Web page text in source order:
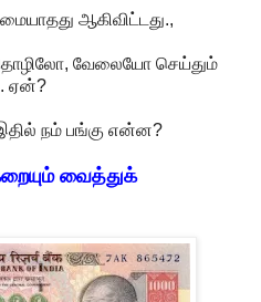
ஆகிவிட்டது.,
வேலையோ செய்தும்
ஏன்?
நம் பங்கு என்ன?
வைத்துக்